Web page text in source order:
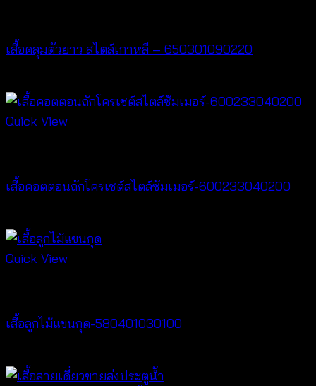
เสื้อคลุมตัวยาว สไตล์เกาหลี – 650301090220
Quick View
เสื้อคอตตอนถักโครเชต์สไตล์ซัมเมอร์-600233040200
Quick View
เสื้อลูกไม้แขนกุด-580401030100